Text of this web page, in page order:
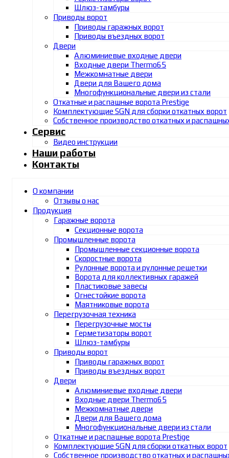
Шлюз-тамбуры
Приводы ворот
Приводы гаражных ворот
Приводы въездных ворот
Двери
Алюминиевые входные двери
Входные двери Thermo65
Межкомнатные двери
Двери для Вашего дома
Многофункциональные двери из стали
Откатные и распашные ворота Prestige
Комплектующие SGN для сборки откатных ворот
Собственное производство откатных и
Сервис
Видео инструкции
Наши работы
Контакты
О компании
Отзывы о нас
Продукция
Гаражные ворота
Секционные ворота
Промышленные ворота
Промышленные секционные ворота
Скоростные ворота
Рулонные ворота и рулонные решетки
Ворота для коллективных гаражей
Пластиковые завесы
Огнестойкие ворота
Маятниковые ворота
Перегрузочная техника
Перегрузочные мосты
Герметизаторы ворот
Шлюз-тамбуры
Приводы ворот
Приводы гаражных ворот
Приводы въездных ворот
Двери
Алюминиевые входные двери
Входные двери Thermo65
Межкомнатные двери
Двери для Вашего дома
Многофункциональные двери из стали
Откатные и распашные ворота Prestige
Комплектующие SGN для сборки откатных ворот
Собственное производство откатных и